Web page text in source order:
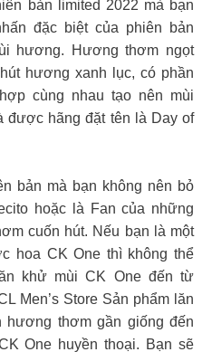
bản limited 2022 mà bạn
đặc biệt của phiên bản
hương. Hương thơm ngọt
hương xanh lục, có phần
cùng nhau tạo nên mùi
được hãng đặt tên là Day of
bản mà bạn không nên bỏ
hoặc là Fan của những
cuốn hút. Nếu bạn là một
hoa CK One thì không thể
khử mùi CK One đến từ
Men’s Store Sản phẩm lăn
hương thơm gần giống đến
One huyền thoại. Bạn sẽ